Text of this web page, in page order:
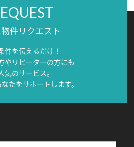
件リクエスト
件を伝えるだけ！
やリピーターの方にも
気のサービス。
たをサポートします。